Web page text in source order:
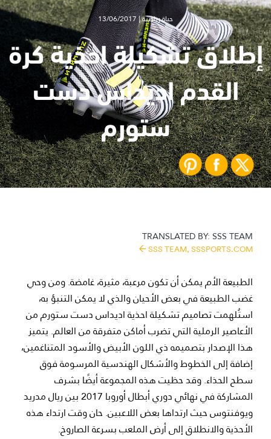
حياة رياضية | 13/06/2017
إطلاق تشكيلة احذية كرة
القدم اديداس دست
ستورم
TRANSLATED BY:SSS TEAM
SSS TEAM, SSSPORTS.COM
الطبيعة الأم يمكن أن تكون مرعبة، مثيرة، غامضة. ومن وحي
غضب الطبيعة في بعض الأحيان والذي لا يمكن التنبؤ به،
استُلهمت تصاميم تشكيلة احذية اديداس دست ستورم من
الأعاصير الرملية التي تضرب أماكن متفرقة من العالم. يتميز
هذا الإصدار بتصميمه ذي اللون الأبيض والأسود المتناغمين،
إضافة إلى الخطوط والأشكال الهندسية المرسومة فوق
سطح الحذاء. وقد حظيت هذه المجموعة أيضًا بشرف
المشاركة في نهائي دوري أبطال أوروبا 2017 بين ريال مدريد
ويوفنتوس حيث ارتداها بعض اللاعبين. حان وقت ارتداء هذه
الأحذية والانطلاق إلى أرض الملعب بسرعة الصاروخ.